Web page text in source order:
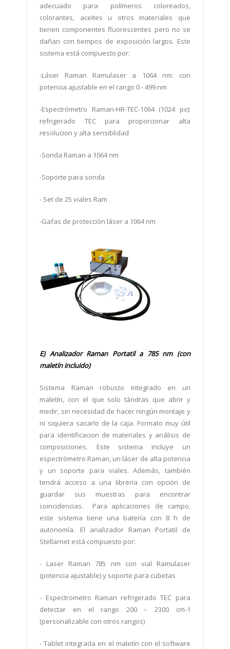
adecuado para polímeros coloreados,
colorantes, aceites u otros materiales que
tienen componentes fluorescentes pero no se
dañan con tiempos de exposición largos. Este
sistema está compuesto por:
-Láser Raman Ramulaser a 1064 nm: con
potencia ajustable en el rango 0 - 499 nm
-Espectrómetro Raman-HR-TEC-1064 (1024 px):
refrigerado TEC para proporcionar alta
resolucion y alta sensiblidad
-Sonda Raman a 1064 nm
-Soporte para sonda
- Set de 25 viales Ram
-Gafas de protección láser a 1064 nm
E) Analizador Raman Portatil a 785 nm (con
maletín incluido)
Sistema Raman robusto integrado en un
maletín, con el que solo tándras que abrir y
medir, sin necesidad de hacer ningún montaje y
ni siquiera sacarlo de la caja. Formato muy útil
para identificacion de materiales y análisis de
composiciones. Este sistema incluye un
espectrómetro Raman, un láser de alta potencia
y un soporte para viales. Además, también
tendrá acceso a una librería con opción de
guardar sus muestras para encontrar
coincidencias.
Para aplicaciones de campo,
este sistema tiene una batería con 8 h de
autonomía. El analizador Raman Portatil de
Stellarnet está compuesto por:
- Laser Raman 785 nm con vial Ramulaser
(potencia ajustable) y soporte para cubetas
- Espectrometro Raman refrigerado TEC para
detectar en el rango 200 – 2300 cm-1
(personalizable con otros rangos)
-Tablet integrada en el maletín con el software